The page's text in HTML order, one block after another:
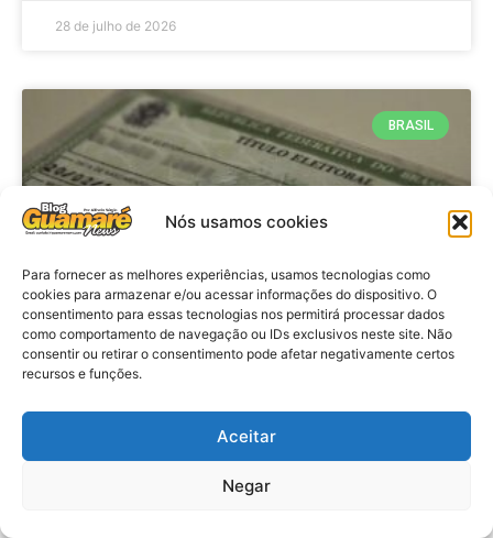
Nós usamos cookies
Para fornecer as melhores experiências, usamos tecnologias como
cookies para armazenar e/ou acessar informações do dispositivo. O
consentimento para essas tecnologias nos permitirá processar dados
como comportamento de navegação ou IDs exclusivos neste site. Não
consentir ou retirar o consentimento pode afetar negativamente certos
recursos e funções.
Aceitar
Negar
28 de julho de 2026
BRASIL
Brasil: Policia Federal investiga
antes das eleições